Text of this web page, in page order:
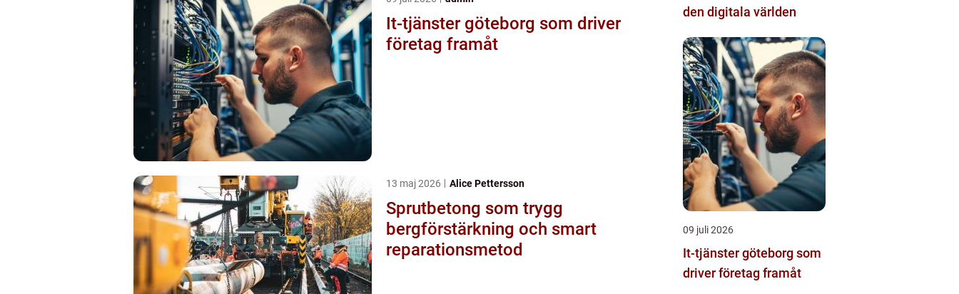
It-tjänster göteborg som driver
företag framåt
13 maj 2026 Alice Pettersson
Sprutbetong som trygg
bergförstärkning och smart
reparationsmetod
den digitala världen
09 juli 2026
It-tjänster göteborg som
driver företag framåt